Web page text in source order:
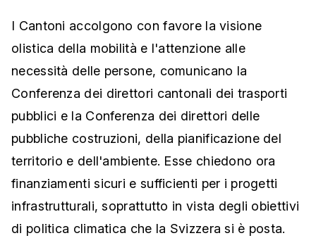
I Cantoni accolgono con favore la visione
olistica della mobilità e l'attenzione alle
necessità delle persone, comunicano la
Conferenza dei direttori cantonali dei trasporti
pubblici e la Conferenza dei direttori delle
pubbliche costruzioni, della pianificazione del
territorio e dell'ambiente. Esse chiedono ora
finanziamenti sicuri e sufficienti per i progetti
infrastrutturali, soprattutto in vista degli obiettivi
di politica climatica che la Svizzera si è posta.